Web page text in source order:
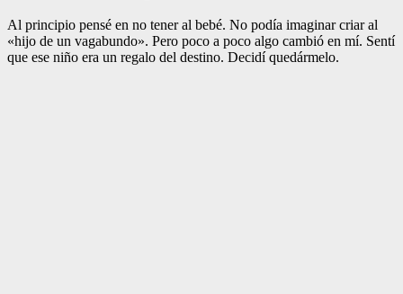
Al principio pensé en no tener al bebé. No podía imaginar criar al
«hijo de un vagabundo». Pero poco a poco algo cambió en mí. Sentí
que ese niño era un regalo del destino. Decidí quedármelo.